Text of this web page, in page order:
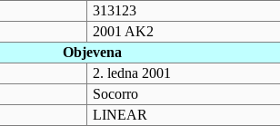
313123
2001 AK2
Objevena
2. ledna 2001
Socorro
LINEAR